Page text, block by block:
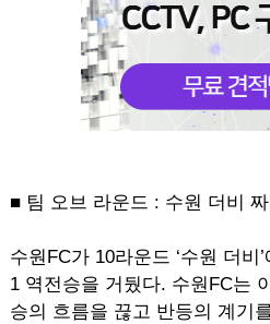
■ 팀 오브 라운드 : 수원 더비 짜
수원FC가 10라운드 ‘수원 더비
1 역전승을 거뒀다. 수원FC는
승의 흐름을 끊고 반등의 계기